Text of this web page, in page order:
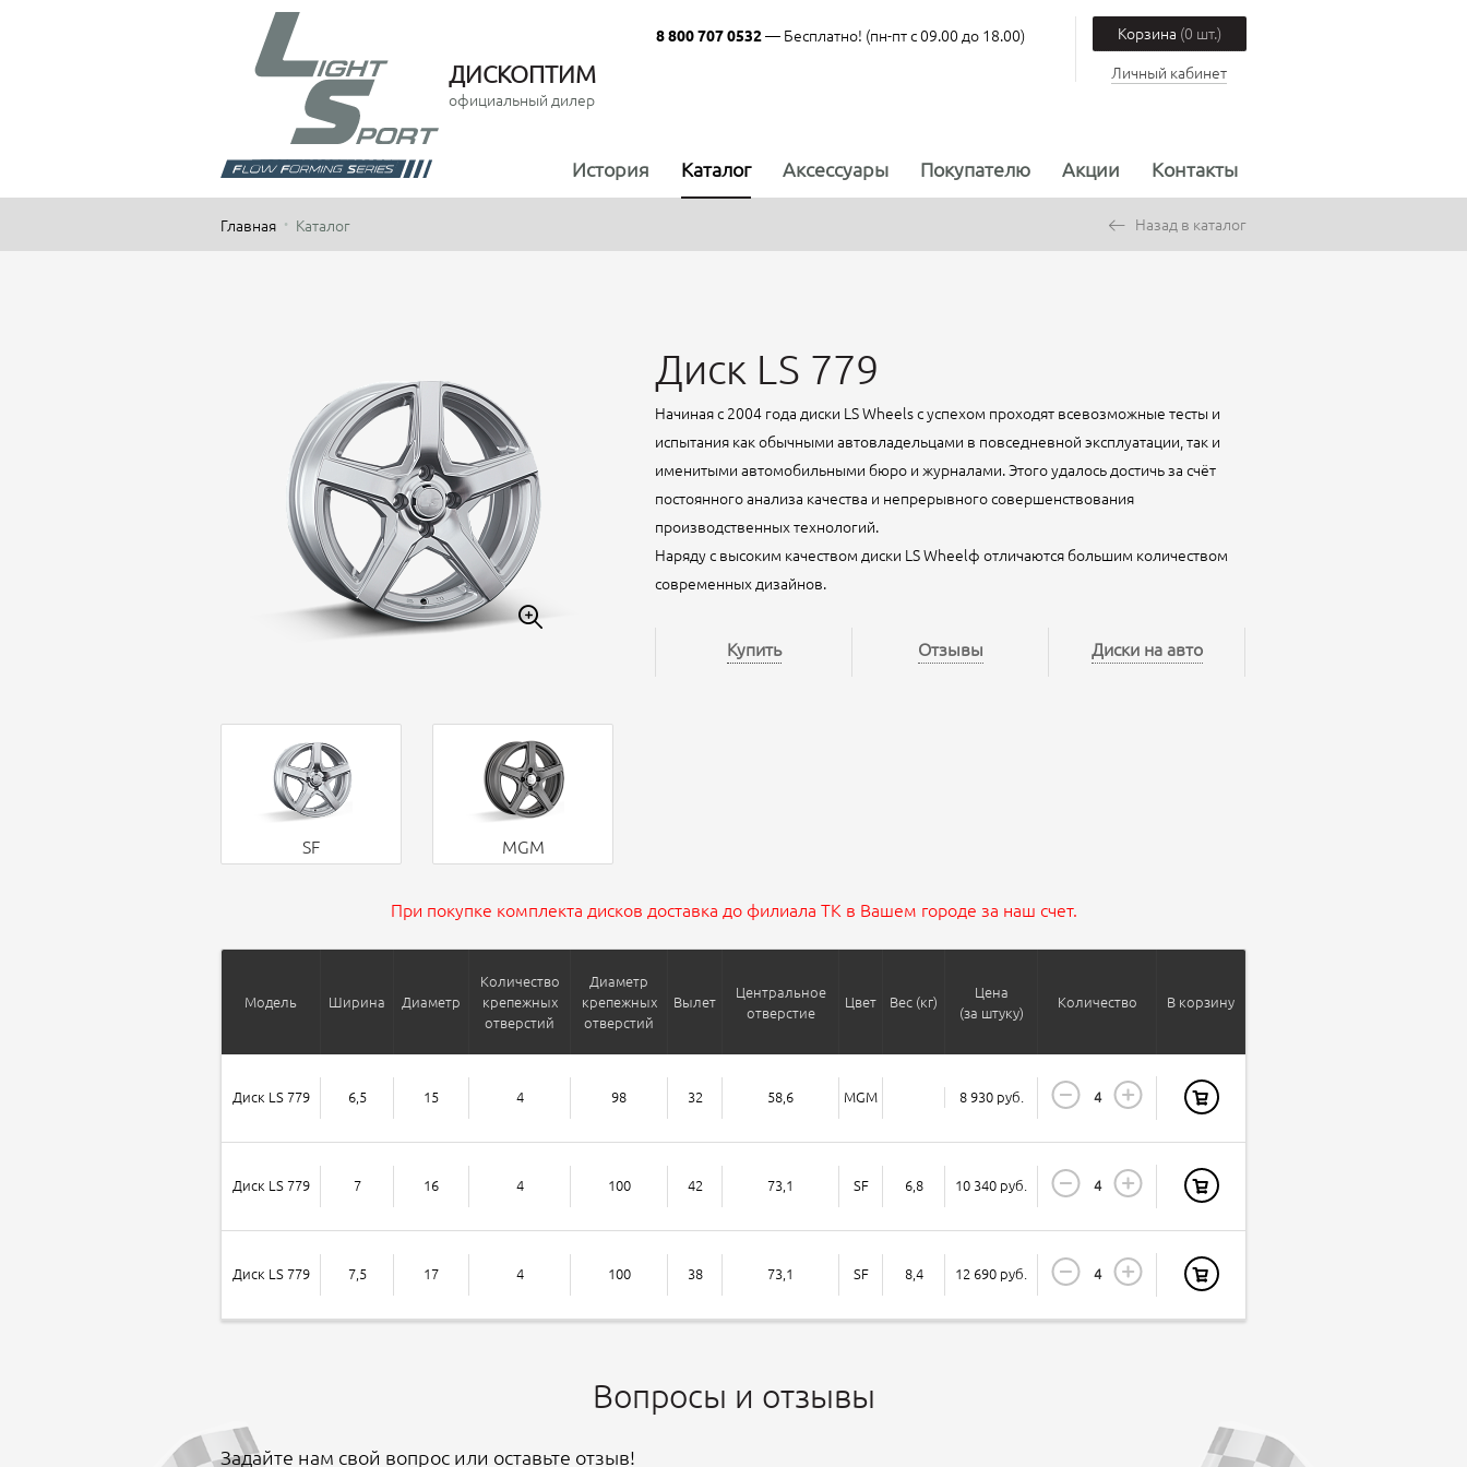
ДИСКОПТИМ
официальный дилер
8 800 707 0532— Бесплатно! (пн-пт с 09.00 до 18.00) Корзина (0 шт.)
Личный кабинет
История Каталог Аксессуары Покупателю Акции Контакты
Главная Каталог Назад в каталог
Диск LS 779
Начиная с 2004 года диски LS Wheels с успехом проходят всевозможные тесты и
испытания как обычными автовладельцами в повседневной эксплуатации, так и
именитыми автомобильными бюро и журналами. Этого удалось достичь за счёт
постоянного анализа качества и непрерывного совершенствования
производственных технологий.
Наряду с высоким качеством диски LS Wheelф отличаются большим количеством
современных дизайнов.
Купить Отзывы Диски на авто
SF MGM
При покупке комплекта дисков доставка до филиала ТК в Вашем городе за наш счет.
Модель Ширина Диаметр
Количество
крепежных
отверстий
Диаметр
крепежных
отверстий
Вылет
Центральное
отверстие
Цвет Вес (кг)
Цена
(за штуку)
Количество В корзину
Диск LS 779 6,5 15 4 98 32 58,6 MGM 8 930 руб.
Диск LS 779 7 16 4 100 42 73,1 SF 6,8 10 340 руб.
Диск LS 779 7,5 17 4 100 38 73,1 SF 8,4 12 690 руб.
Вопросы и отзывы
Задайте нам свой вопрос или оставьте отзыв!